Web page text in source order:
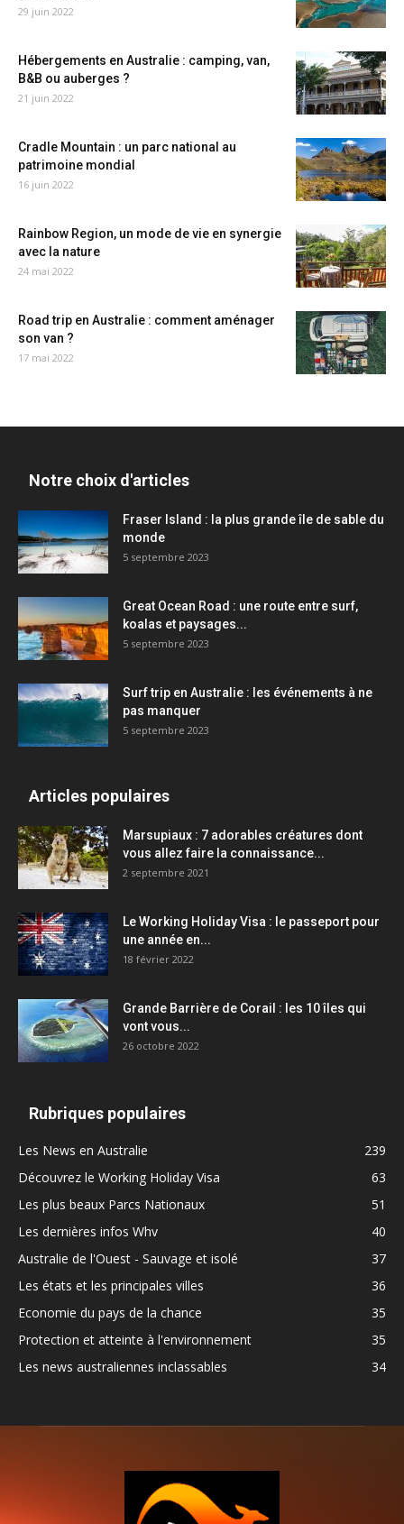
29 juin 2022
Hébergements en Australie : camping, van,
B&B ou auberges ?
21 juin 2022
Cradle Mountain : un parc national au
patrimoine mondial
16 juin 2022
Rainbow Region, un mode de vie en synergie
avec la nature
24 mai 2022
Road trip en Australie : comment aménager
son van ?
17 mai 2022
Notre choix d'articles
Fraser Island : la plus grande île de sable du
monde
5 septembre 2023
Great Ocean Road : une route entre surf,
koalas et paysages...
5 septembre 2023
Surf trip en Australie : les événements à ne
pas manquer
5 septembre 2023
Articles populaires
Marsupiaux : 7 adorables créatures dont
vous allez faire la connaissance...
2 septembre 2021
Le Working Holiday Visa : le passeport pour
une année en...
18 février 2022
Grande Barrière de Corail : les 10 îles qui
vont vous...
26 octobre 2022
Rubriques populaires
Les News en Australie
239
Découvrez le Working Holiday Visa
63
Les plus beaux Parcs Nationaux
51
Les dernières infos Whv
40
Australie de l'Ouest - Sauvage et isolé
37
Les états et les principales villes
36
Economie du pays de la chance
35
Protection et atteinte à l'environnement
35
Les news australiennes inclassables
34